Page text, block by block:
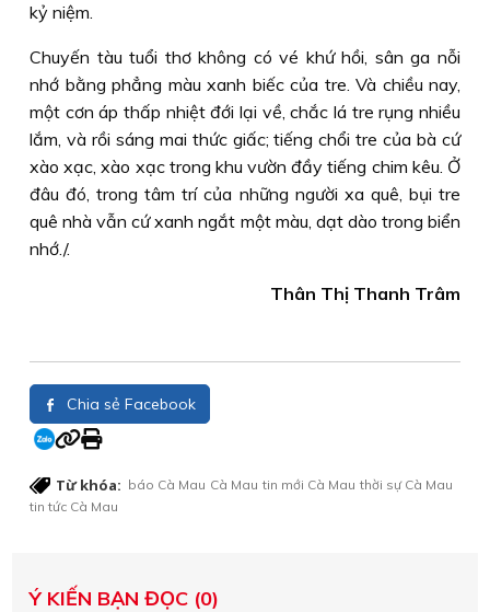
kỷ niệm.
Chuyến tàu tuổi thơ không có vé khứ hồi, sân ga nỗi
nhớ bằng phẳng màu xanh biếc của tre. Và chiều nay,
một cơn áp thấp nhiệt đới lại về, chắc lá tre rụng nhiều
lắm, và rồi sáng mai thức giấc; tiếng chổi tre của bà cứ
xào xạc, xào xạc trong khu vườn đầy tiếng chim kêu. Ở
đâu đó, trong tâm trí của những người xa quê, bụi tre
quê nhà vẫn cứ xanh ngắt một màu, dạt dào trong biển
nhớ./.
Thân Thị Thanh Trâm
Chia sẻ Facebook
Từ khóa: báo Cà Mau Cà Mau tin mới Cà Mau thời sự Cà Mau
tin tức Cà Mau
Ý KIẾN BẠN ĐỌC (0)